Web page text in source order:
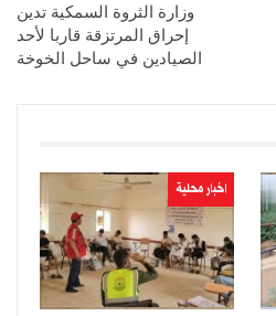
وزارة الثروة السمكية تدين
إحراق المرتزقة قاربا لأحد
الصيادين في ساحل الخوخة
اخبار محلية